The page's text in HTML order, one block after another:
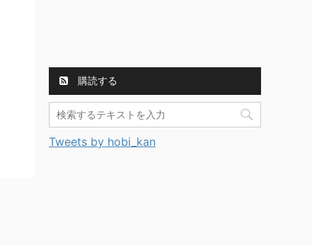
購読する
Tweets by hobi_kan